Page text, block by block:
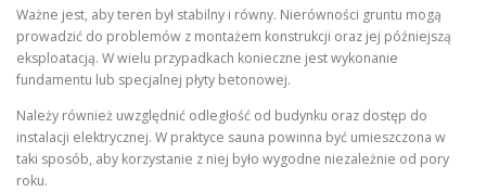
Ważne jest, aby teren był stabilny i równy. Nierówności gruntu mogą
prowadzić do problemów z montażem konstrukcji oraz jej późniejszą
eksploatacją. W wielu przypadkach konieczne jest wykonanie
fundamentu lub specjalnej płyty betonowej.
Należy również uwzględnić odległość od budynku oraz dostęp do
instalacji elektrycznej. W praktyce sauna powinna być umieszczona w
taki sposób, aby korzystanie z niej było wygodne niezależnie od pory
roku.